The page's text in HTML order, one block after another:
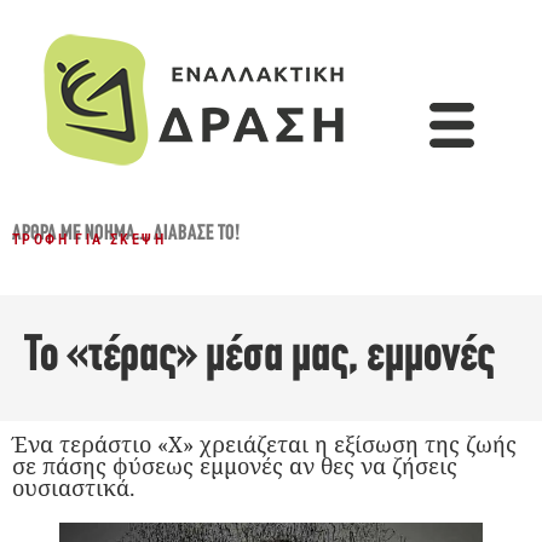
ΆΡΘΡΑ ΜΕ ΝΌΗΜΑ...,ΔΙΆΒΑΣΈ ΤΟ!
ΤΡΟΦΉ ΓΙΑ ΣΚΈΨΗ
Το «τέρας» μέσα μας, εμμονές
Ένα τεράστιο «Χ» χρειάζεται η εξίσωση της ζωής
σε πάσης φύσεως εμμονές αν θες να ζήσεις
ουσιαστικά.